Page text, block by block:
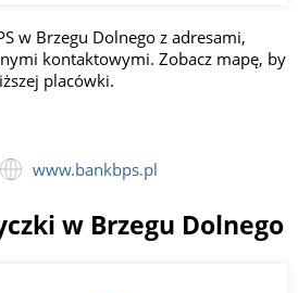
w Brzegu Dolnego z adresami,
kontaktowymi. Zobacz mapę, by
placówki.
www.bankbps.pl
w Brzegu Dolnego